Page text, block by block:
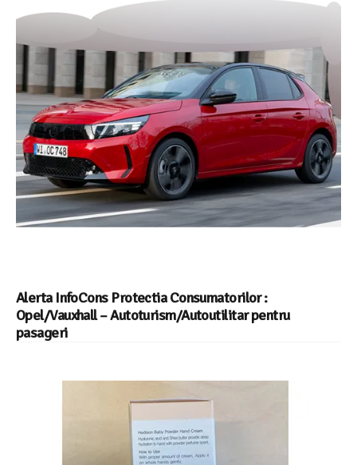
Alerta InfoCons Protectia Consumatorilor :
Opel/Vauxhall – Autoturism/Autoutilitar pentru
pasageri